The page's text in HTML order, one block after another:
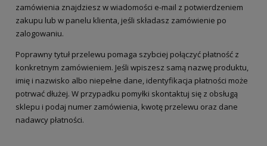
zamówienia znajdziesz w wiadomości e-mail z potwierdzeniem
zakupu lub w panelu klienta, jeśli składasz zamówienie po
zalogowaniu.
Poprawny tytuł przelewu pomaga szybciej połączyć płatność z
konkretnym zamówieniem. Jeśli wpiszesz samą nazwę produktu,
imię i nazwisko albo niepełne dane, identyfikacja płatności może
potrwać dłużej. W przypadku pomyłki skontaktuj się z obsługą
sklepu i podaj numer zamówienia, kwotę przelewu oraz dane
nadawcy płatności.